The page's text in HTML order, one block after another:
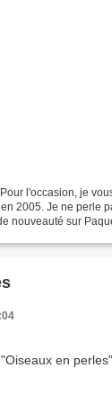
l'occasion, je
2005. Je ne perle
nouveauté sur